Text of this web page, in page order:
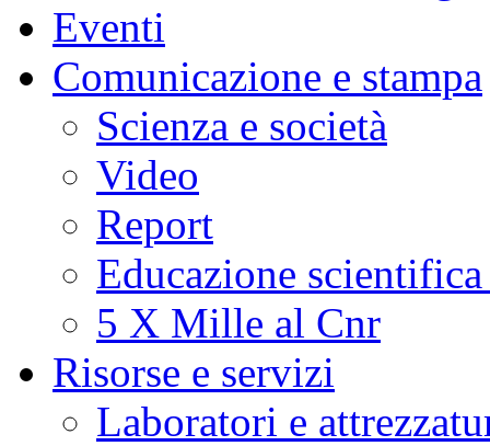
Eventi
Comunicazione e stampa
Scienza e società
Video
Report
Educazione
5 X Mille al Cnr
Risorse e servizi
Laboratori e